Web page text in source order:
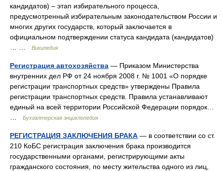
кандидатов) – этап избирательного процесса,
предусмотренный избирательным законодательством России и
многих других государств, который заключается в
официальном подтверждении статуса кандидата (кандидатов)
Википедия
Регистрация автохозяйства — Приказом Министерства
внутренних дел РФ от 24 ноября 2008 г. № 1001 «О порядке
регистрации транспортных средств» утверждены Правила
регистрации транспортных средств. Правила устанавливают
единый на всей территории Российской Федерации порядок…
Бухгалтерская энциклопедия
РЕГИСТРАЦИЯ ЗАКЛЮЧЕНИЯ БРАКА — в соответствии со ст.
210 КоБС регистрация заключения брака производится
государственными органами, регистрирующими акты
гражданского состояния, по месту жительства одного из лиц,